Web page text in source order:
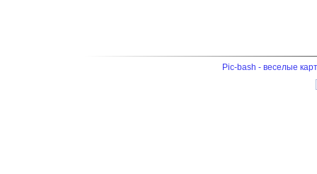
Pic-bash - веселые